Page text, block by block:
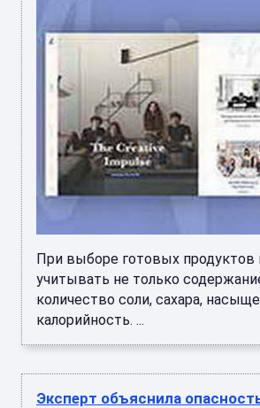
При выборе готовых продуктов
учитывать не только
количество соли, сахара,
калорийность. ...
Эксперт объяснила